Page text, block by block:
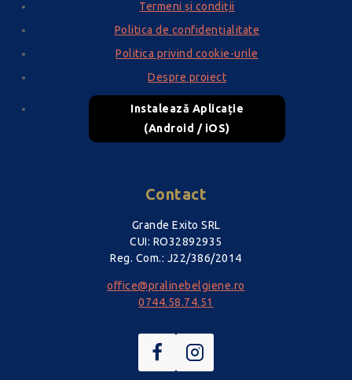
Termeni și condiții
Politica de confidențialitate
Politica privind cookie-urile
Despre proiect
Instalează Aplicație
(Android / iOS)
Contact
Grande Exito SRL
CUI: RO32892935
Reg. Com.: J22/386/2014
office@pralinebelgiene.ro
0744.58.74.51